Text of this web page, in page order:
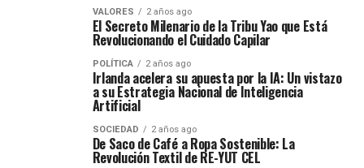
VALORES 2 años ago
El Secreto Milenario de la Tribu Yao que Está
Revolucionando el Cuidado Capilar
POLÍTICA 2 años ago
Irlanda acelera su apuesta por la IA: Un vistazo
a su Estrategia Nacional de Inteligencia
Artificial
SOCIEDAD 2 años ago
De Saco de Café a Ropa Sostenible: La
Revolución Textil de RE-YUT CEL